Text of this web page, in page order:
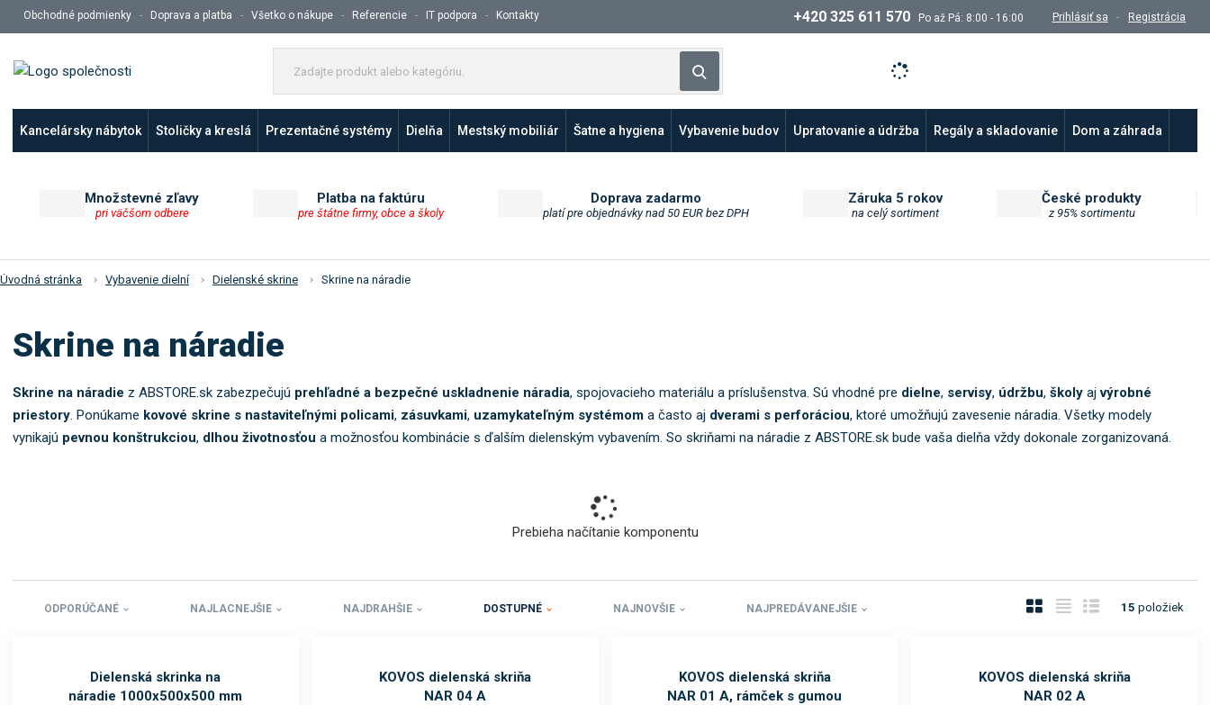
Obchodné podmienky Doprava a platba Všetko o nákupe Referencie IT podpora Kontakty +420 325 611 570 Po až Pá: 8:00 - 16:00 Prihlásiť sa Registrácia
d
j
t
b
o
k
.
Kancelársky nábytok Stoličky a kreslá Prezentačné systémy Dielňa Mestský mobiliár Šatne a hygiena Vybavenie budov Upratovanie a údržba Regály a skladovanie Dom a záhrada
Množstevné zľavy
pri väčšom odbere
Platba na faktúru
pre štátne firmy, obce a školy
Doprava zadarmo
platí pre objednávky nad 50 EUR bez DPH
Záruka 5 rokov
na celý sortiment
České produkty
z 95% sortimentu
Úvodná stránka Vybavenie dielní Dielenské skrine Skrine na náradie
Skrine na náradie
Skrine na náradie z ABSTORE.sk zabezpečujú prehľadné a bezpečné uskladnenie náradia, spojovacieho materiálu a príslušenstva. Sú vhodné pre dielne, servisy, údržbu,školy ajvýrobné
priestory.Ponúkame kovové skrine s nastaviteľnými policami, zásuvkami, uzamykateľným systémom a často aj dverami s perforáciou, ktoré umožňujú zavesenie náradia. Všetky modely
vynikajú pevnou konštrukciou, dlhou životnosťou a možnosťou kombinácie s ďalším dielenským vybavením. So skriňami na náradie z ABSTORE.sk bude vaša dielňa vždy dokonale zorganizovaná.
Prebieha načítanie komponentu
ODPORÚČANÉ NAJLACNEJŠIE NAJDRAHŠIE DOSTUPNÉ NAJNOVŠIE NAJPREDÁVANEJŠIE
á
z
T
u
ľ
d
15 položiek
Dielenská skrinka na
náradie 1000x500x500 mm
KOVOS dielenská skriňa
NAR 04 A
KOVOS dielenská skriňa
NAR 01 A, rámček s gumou
KOVOS dielenská skriňa
NAR 02 A